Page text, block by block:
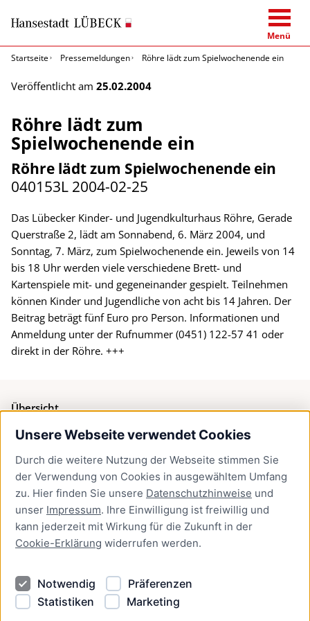
Unsere Webseite verwendet Cookies
Durch die weitere Nutzung der Webseite stimmen Sie
der Verwendung von Cookies in ausgewähltem Umfang
zu. Hier finden Sie unsere Datenschutzhinweise und
unser Impressum. Ihre Einwilligung ist freiwillig und
kann jederzeit mit Wirkung für die Zukunft in der
Cookie-Erklärung widerrufen werden.
Notwendig
Präferenzen
Statistiken
Marketing
Menü
Startseite
Pressemeldungen Röhre lädt zum Spielwochenende ein
Veröffentlicht am 25.02.2004
Röhre lädt zum
Spielwochenende ein
Röhre lädt zum Spielwochenende ein
040153L 2004-02-25
Das Lübecker Kinder- und Jugendkulturhaus Röhre, Gerade
Querstraße 2, lädt am Sonnabend, 6. März 2004, und
Sonntag, 7. März, zum Spielwochenende ein. Jeweils von 14
bis 18 Uhr werden viele verschiedene Brett- und
Kartenspiele mit- und gegeneinander gespielt. Teilnehmen
können Kinder und Jugendliche von acht bis 14 Jahren. Der
Beitrag beträgt fünf Euro pro Person. Informationen und
Anmeldung unter der Rufnummer (0451) 122-57 41 oder
direkt in der Röhre. +++
Übersicht
Bürgerservice
Presse
Newsletter Lübeck:kompakt
Kontakt
Kontakt
Datenschutzhinweise
Barrierefreiheit